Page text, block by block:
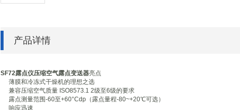
产品详情
SF72露点仪压缩空气露点变送器亮点
薄膜和冷冻式干燥机的理想之选
兼容压缩空气质量 ISO8573.1 2级至6级的要求
露点测量范围-60至+60°Cdp（露点量程-80~+20℃可选）
响应迅速